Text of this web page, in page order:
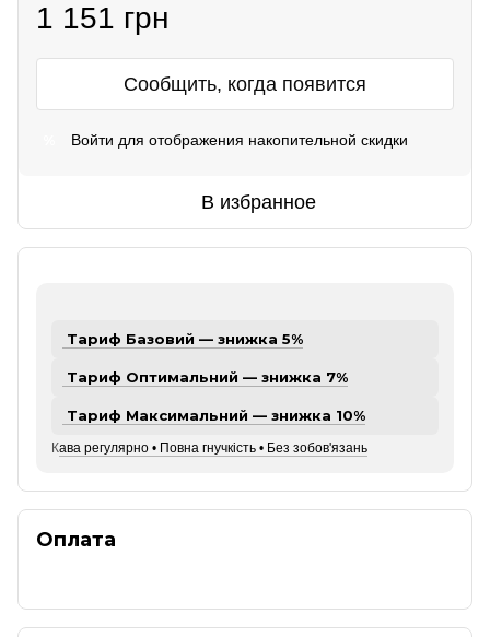
1 151 грн
Сообщить, когда появится
Войти для отображения накопительной скидки
В избранное
Тариф Базовий — знижка 5%
Тариф Оптимальний — знижка 7%
Тариф Максимальний — знижка 10%
Кава регулярно • Повна гнучкість • Без зобов'язань
Оплата